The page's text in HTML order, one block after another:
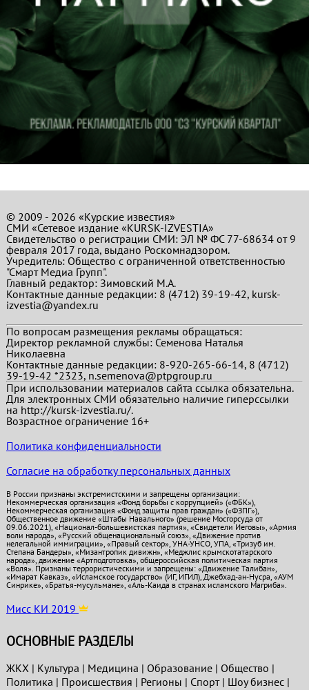
© 2009 - 2026 «Курские известия»
СМИ «Сетевое издание «KURSK-IZVESTIA»
Свидетельство о регистрации СМИ: ЭЛ № ФС 77-68634 от 9
февраля 2017 года, выдано Роскомнадзором.
Учредитель: Общество с ограниченной ответственностью
"Смарт Медиа Групп".
Главный редактор:Зимовский М.А.
Контактные данные редакции: 8 (4712) 39-19-42, kursk-
izvestia@yandex.ru
По вопросам размещения рекламы обращаться:
Директор рекламной службы: Семенова Наталья
Николаевна
Контактные данные редакции: 8-920-265-66-14, 8 (4712)
39-19-42 *2323, n.semenova@ptpgroup.ru
При использовании материалов сайта ссылка обязательна.
Для электронных СМИ обязательно наличие гиперссылки
на http://kursk-izvestia.ru/.
Возрастное ограничение 16+
Политика конфиденциальности
Согласие на обработку персональных данных
В России признаны экстремистскими и запрещены организации:
Некоммерческая организация «Фонд борьбы с коррупцией» («ФБК»),
Некоммерческая организация «Фонд защиты прав граждан» («ФЗПГ»),
Общественное движение «Штабы Навального» (решение Мосгорсуда от
09.06.2021), «Национал-большевистская партия», «Свидетели Иеговы», «Армия
воли народа», «Русский общенациональный союз», «Движение против
нелегальной иммиграции», «Правый сектор», УНА-УНСО, УПА, «Тризуб им.
Степана Бандеры», «Мизантропик дивижн», «Меджлис крымскотатарского
народа», движение «Артподготовка», общероссийская политическая партия
«Воля». Признаны террористическими и запрещены: «Движение Талибан»,
«Имарат Кавказ», «Исламское государство» (ИГ, ИГИЛ), Джебхад-ан-Нусра, «АУМ
Синрике», «Братья-мусульмане», «Аль-Каида в странах исламского Магриба».
Мисс КИ 2019
ОСНОВНЫЕ РАЗДЕЛЫ
ЖКХ | Культура | Медицина | Образование| Общество |
Политика | Проиcшествия | Регионы | Спорт| Шоу бизнес|